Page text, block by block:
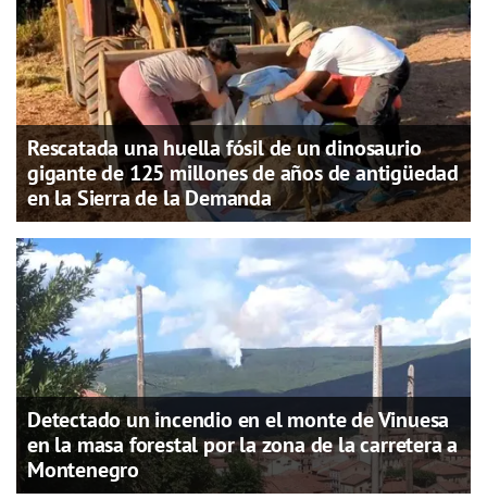
Rescatada una huella fósil de un dinosaurio
gigante de 125 millones de años de antigüedad
en la Sierra de la Demanda
Detectado un incendio en el monte de Vinuesa
en la masa forestal por la zona de la carretera a
Montenegro